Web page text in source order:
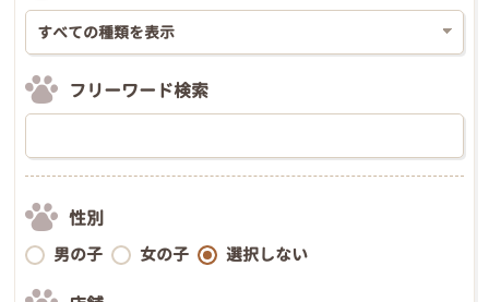
フリーワード検索
性別
男の子 女の子 選択しない